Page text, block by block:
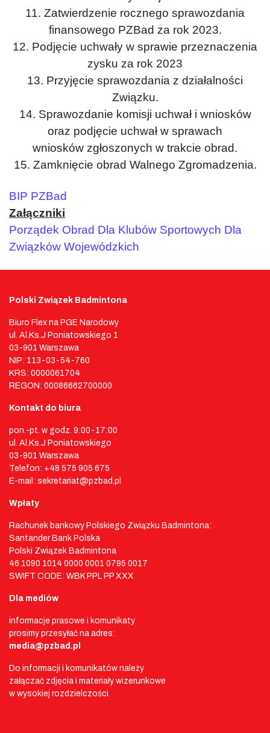
11. Zatwierdzenie rocznego sprawozdania
finansowego PZBad za rok 2023.
12. Podjęcie uchwały w sprawie przeznaczenia
zysku za rok 2023
13. Przyjęcie sprawozdania z działalności
Związku.
14. Sprawozdanie komisji uchwał i wniosków
oraz podjęcie uchwał w sprawach
wniosków zgłoszonych w trakcie obrad.
15. Zamknięcie obrad Walnego Zgromadzenia.
BIP PZBad
Załączniki
Porządek Obrad Dla Klubów Sportowych Dla
Związków Wojewódzkich
Polski Związek Badmintona
Biuro Flex na PGE Narodowy
ul. Al.Ks.J Poniatowskiego 1
03-901 Warszawa
NIP: 113-03-54-760
KRS: 0000061704
REGON: 00086662700000
Kontakt do biura
pon.-pt. w godz. 9:00-17:00
ul. Al.Ks.J Poniatowskiego
03-901 Warszawa
Telefon: +48 575 905 675
E-mail: sekretariat@pzbad.pl
Wpłaty
Rachunek bankowy Polskiego Związku Badmintona:
Santander Bank Polska
Polski Związek Badmintona
46 1090 1014 0000 0001 0795 0017
SWIFT CODE: WBK PPL PP XXX
Dla mediów
informacje prasowe i komunikaty
prosimy przesyłać na adres:
media@pzbad.pl
Do informacji i komunikatów należy
załączać zdjęcia i materiały wizerunkowe
w wysokiej rozdzielczości.